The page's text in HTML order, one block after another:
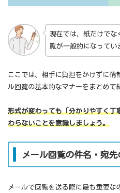
現在では、紙だけでな
覧が一般的になってい
ここでは、相手に負担をかけずに情
ル回覧の基本的なマナーをまとめて
形式が変わっても「分かりやすく丁
わらないことを意識しましょう。
メール回覧の件名・宛
メールで回覧を送る際に最も重要な